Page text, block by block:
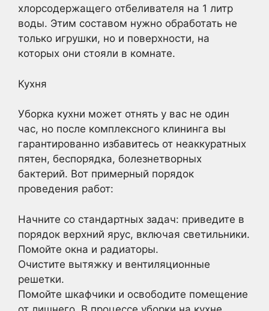
хлорсодержащего отбеливателя на 1 литр
воды. Этим составом нужно обработать не
только игрушки, но и поверхности, на
которых они стояли в комнате.
Кухня
Уборка кухни может отнять у вас не один
час, но после комплексного клининга вы
гарантированно избавитесь от неаккуратных
пятен, беспорядка, болезнетворных
бактерий. Вот примерный порядок
проведения работ:
Начните со стандартных задач: приведите в
порядок верхний ярус, включая светильники.
Помойте окна и радиаторы.
Очистите вытяжку и вентиляционные
решетки.
Помойте шкафчики и освободите помещение